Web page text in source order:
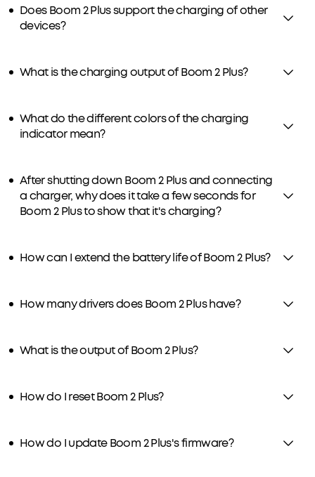
Does Boom 2 Plus support the charging of other
devices?
What is the charging output of Boom 2 Plus?
What do the different colors of the charging
indicator mean?
After shutting down Boom 2 Plus and connecting
a charger, why does it take a few seconds for
Boom 2 Plus to show that it's charging?
How can I extend the battery life of Boom 2 Plus?
How many drivers does Boom 2 Plus have?
What is the output of Boom 2 Plus?
How do I reset Boom 2 Plus?
How do I update Boom 2 Plus's firmware?